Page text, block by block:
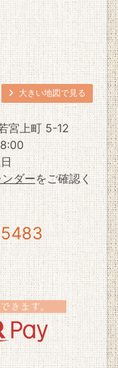
大きい地図で見る
宮上町 5-12
ダーをご確認く